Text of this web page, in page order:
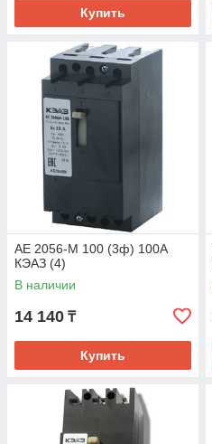
Купить
АЕ 2056-М 100 (3ф) 100А
КЭАЗ (4)
В наличии
14 140 ₸
Купить